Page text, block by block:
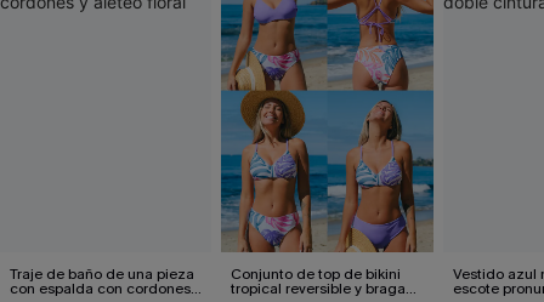
Traje de baño de una pieza
con espalda con cordones y
Conjunto de top de bikini
tropical reversible y braga
Vestido azul
escote